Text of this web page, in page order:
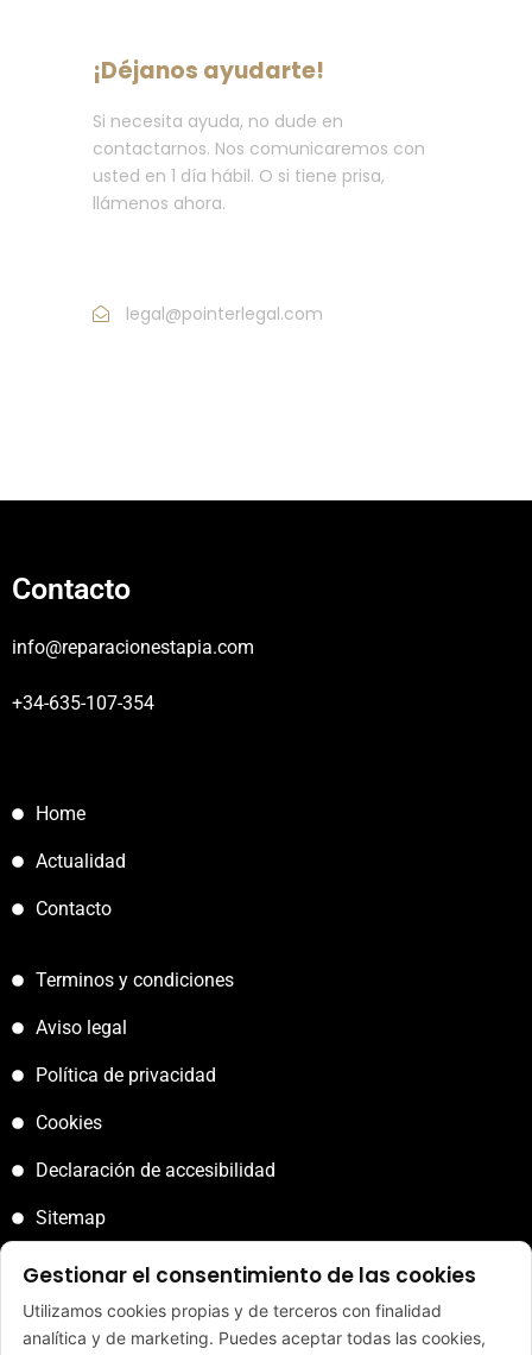
¡Déjanos ayudarte!
Si necesita ayuda, no dude en
contactarnos. Nos comunicaremos con
usted en 1 día hábil. O si tiene prisa,
llámenos ahora.
legal@pointerlegal.com
Contacto
info@reparacionestapia.com
+34-635-107-354
Home
Actualidad
Contacto
Terminos y condiciones
Aviso legal
Política de privacidad
Cookies
Declaración de accesibilidad
Sitemap
Gestionar el consentimiento de las cookies
Utilizamos cookies propias y de terceros con finalidad
analítica y de marketing. Puedes aceptar todas las cookies,